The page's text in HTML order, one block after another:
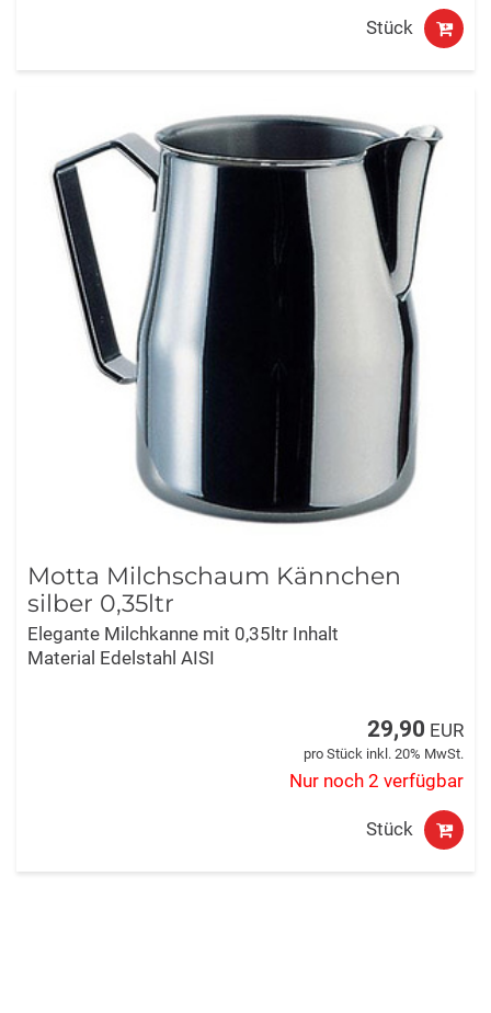
Stück
Motta Milchschaum Kännchen
silber 0,35ltr
Elegante Milchkanne mit 0,35ltr Inhalt
Material Edelstahl AISI
29,90 EUR
pro Stück inkl. 20% MwSt.
Nur noch 2 verfügbar
Stück